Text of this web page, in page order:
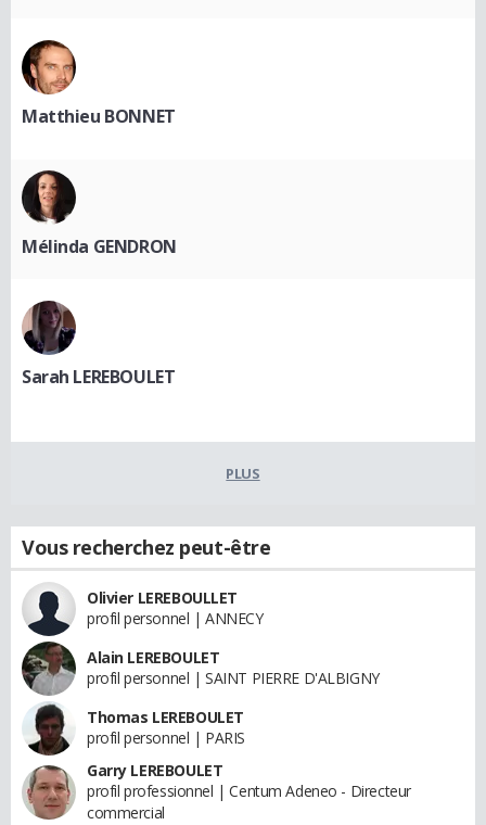
Matthieu BONNET
Mélinda GENDRON
Sarah LEREBOULET
PLUS
Vous recherchez peut-être
Olivier LEREBOULLET
profil personnel | ANNECY
Alain LEREBOULET
profil personnel | SAINT PIERRE D'ALBIGNY
Thomas LEREBOULET
profil personnel | PARIS
Garry LEREBOULET
profil professionnel | Centum Adeneo - Directeur
commercial